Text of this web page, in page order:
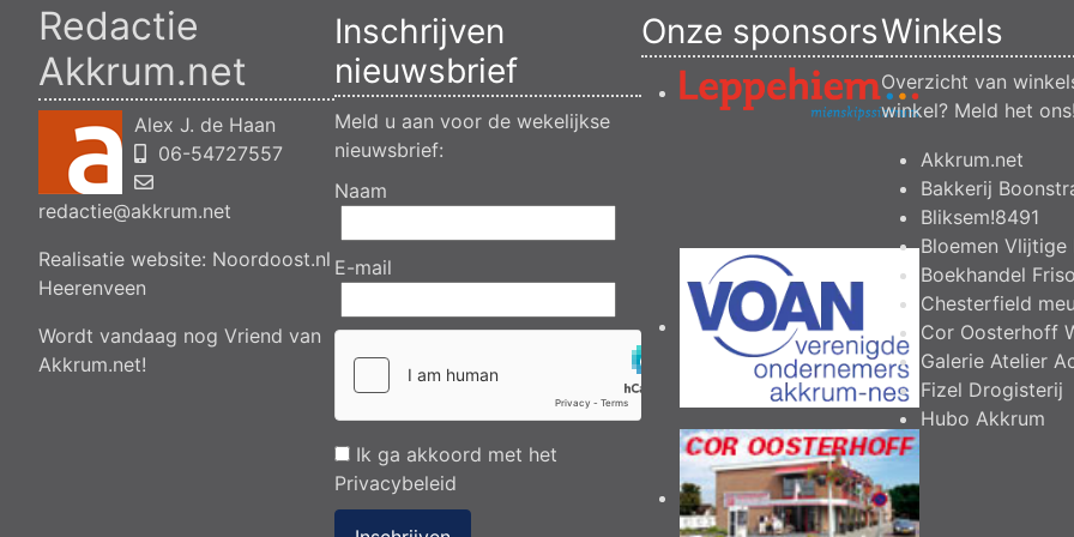
Redactie
Akkrum.net
Alex J. de Haan
06-54727557
redactie@akkrum.net
Realisatie website: Noordoost.nl
Heerenveen
Wordt vandaag nog Vriend van
Akkrum.net!
Inschrijven
nieuwsbrief
Meld u aan voor de wekelijkse
nieuwsbrief:
Naam
E-mail
Ik ga akkoord met het
Privacybeleid
Onze sponsorsWinkels
Overzicht van
winkel? Meld het ons!
Akkrum.net
Bakkerij
Bliksem!8491
Bloemen Vlijtige
Boekhandel Friso
Chesterfield
Cor Oosterhoff
Galerie Atelier
Fizel Drogisterij
Hubo Akkrum